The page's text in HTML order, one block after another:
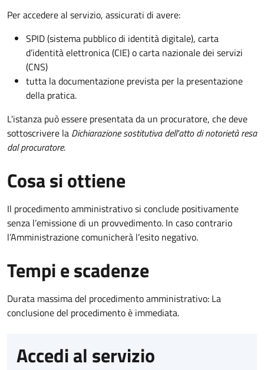
Per accedere al servizio, assicurati di avere:
SPID (sistema pubblico di identità digitale), carta
d’identità elettronica (CIE) o carta nazionale dei servizi
(CNS)
tutta la documentazione prevista per la presentazione
della pratica.
L'istanza può essere presentata da un procuratore, che deve
sottoscrivere la Dichiarazione sostitutiva dell'atto di notorietà resa
dal procuratore.
Cosa si ottiene
Il procedimento amministrativo si conclude positivamente
senza l’emissione di un provvedimento. In caso contrario
l’Amministrazione comunicherà l’esito negativo.
Tempi e scadenze
Durata massima del procedimento amministrativo: La
conclusione del procedimento è immediata.
Accedi al servizio